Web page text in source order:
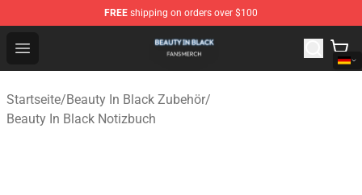
FREE shipping on orders over $100
Open menu
Beauty In Black Shop - Official Beauty In Black
Startseite/Beauty In Black Zubehör/
Beauty In Black Notizbuch